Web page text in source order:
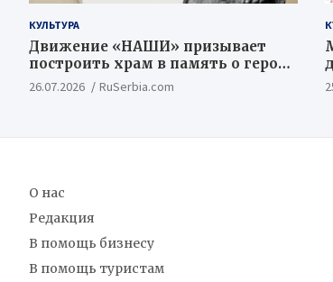
КУЛЬТУРА
Движение «НАШИ» призывает
построить храм в память о героях
Косовской Битвы
26.07.2026 RuSerbia.com
О нас
Редакция
В помощь бизнесу
В помощь туристам